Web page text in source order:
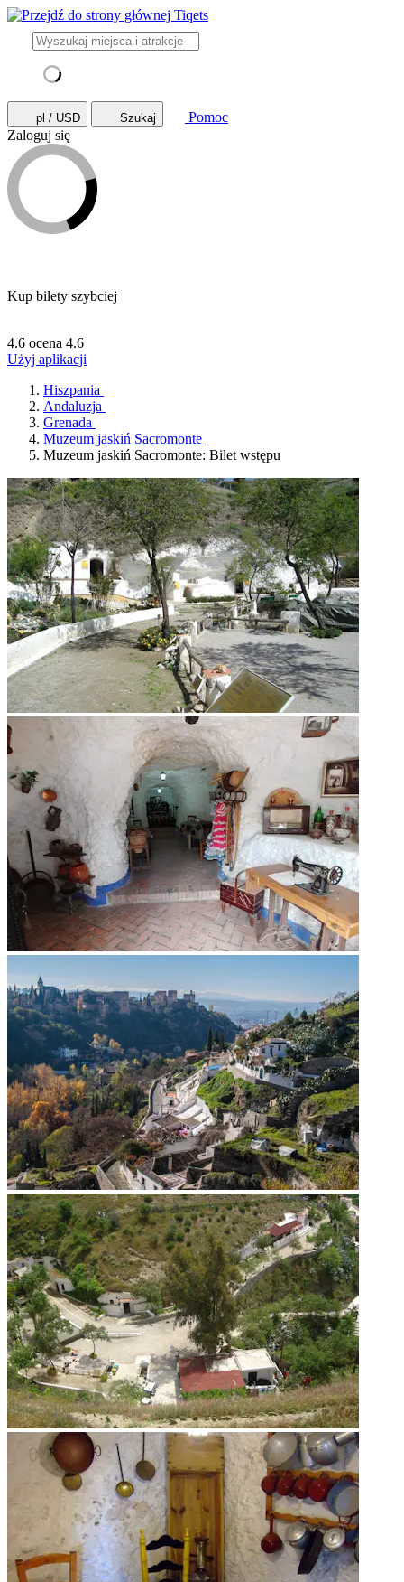
pl / USD Szukaj
Pomoc
Zaloguj się
Kup bilety szybciej
4.6 ocena 4.6
Użyj aplikacji
Hiszpania
Andaluzja
Grenada
Muzeum jaskiń Sacromonte
Muzeum jaskiń Sacromonte: Bilet wstępu